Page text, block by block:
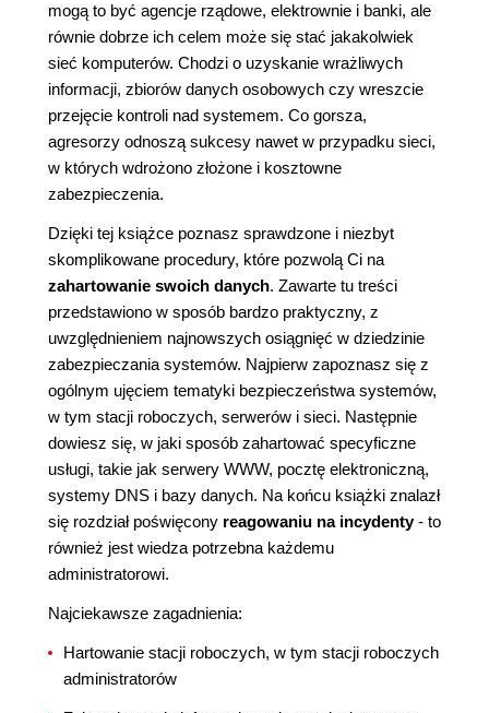
mogą to być agencje rządowe, elektrownie i banki, ale
równie dobrze ich celem może się stać jakakolwiek
sieć komputerów. Chodzi o uzyskanie wrażliwych
informacji, zbiorów danych osobowych czy wreszcie
przejęcie kontroli nad systemem. Co gorsza,
agresorzy odnoszą sukcesy nawet w przypadku sieci,
w których wdrożono złożone i kosztowne
zabezpieczenia.
Dzięki tej książce poznasz sprawdzone i niezbyt
skomplikowane procedury, które pozwolą Ci na
zahartowanie swoich danych. Zawarte tu treści
przedstawiono w sposób bardzo praktyczny, z
uwzględnieniem najnowszych osiągnięć w dziedzinie
zabezpieczania systemów. Najpierw zapoznasz się z
ogólnym ujęciem tematyki bezpieczeństwa systemów,
w tym stacji roboczych, serwerów i sieci. Następnie
dowiesz się, w jaki sposób zahartować specyficzne
usługi, takie jak serwery WWW, pocztę elektroniczną,
systemy DNS i bazy danych. Na końcu książki znalazł
się rozdział poświęcony reagowaniu na incydenty- to
również jest wiedza potrzebna każdemu
administratorowi.
Najciekawsze zagadnienia:
Hartowanie stacji roboczych, w tym stacji roboczych
administratorów